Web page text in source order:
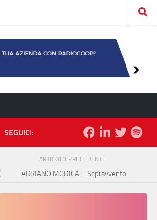
SEGUICI:
ARTICOLO PRECEDENTE
ADRIANO MODICA – Sopravvento